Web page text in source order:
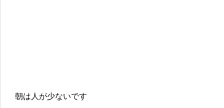
朝は人が少ないです